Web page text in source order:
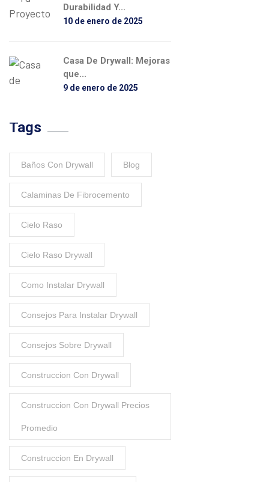
Durabilidad Y...
10 de enero de 2025
Casa De Drywall: Mejoras
que...
9 de enero de 2025
Tags
Baños Con Drywall Blog
Calaminas De Fibrocemento
Cielo Raso
Cielo Raso Drywall
Como Instalar Drywall
Consejos Para Instalar Drywall
Consejos Sobre Drywall
Construccion Con Drywall
Construccion Con Drywall Precios
Promedio
Construccion En Drywall